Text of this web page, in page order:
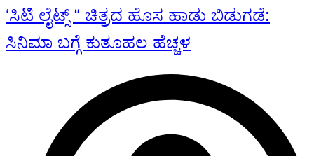
‘ಸಿಟಿ ಲೈಟ್ಸ್ “ ಚಿತ್ರದ ಹೊಸ ಹಾಡು ಬಿಡುಗಡೆ:
ಸಿನಿಮಾ ಬಗ್ಗೆ ಕುತೂಹಲ ಹೆಚ್ಚಳ